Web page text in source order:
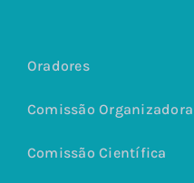
Oradores
Comissão Organizadora
Comissão Científica